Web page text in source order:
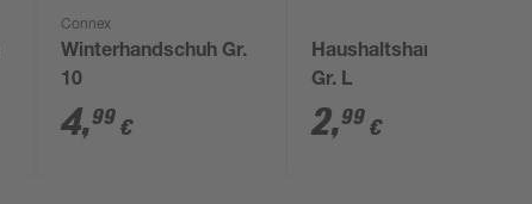
Connex
Winterhandschuh Gr.
10
4,99 €
Haushaltshandschuh
Gr. L
2,99 €